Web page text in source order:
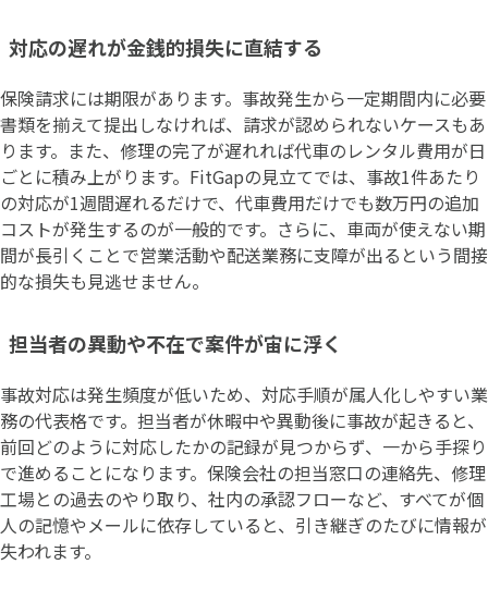
対応の遅れが金銭的損失に直結する
保険請求には期限があります。事故発生から一定期間内に必要
書類を揃えて提出しなければ、請求が認められないケースもあ
ります。また、修理の完了が遅れれば代車のレンタル費用が日
ごとに積み上がります。FitGapの見立てでは、事故1件あたり
の対応が1週間遅れるだけで、代車費用だけでも数万円の追加
コストが発生するのが一般的です。さらに、車両が使えない期
間が長引くことで営業活動や配送業務に支障が出るという間接
的な損失も見逃せません。
担当者の異動や不在で案件が宙に浮く
事故対応は発生頻度が低いため、対応手順が属人化しやすい業
務の代表格です。担当者が休暇中や異動後に事故が起きると、
前回どのように対応したかの記録が見つからず、一から手探り
で進めることになります。保険会社の担当窓口の連絡先、修理
工場との過去のやり取り、社内の承認フローなど、すべてが個
人の記憶やメールに依存していると、引き継ぎのたびに情報が
失われます。